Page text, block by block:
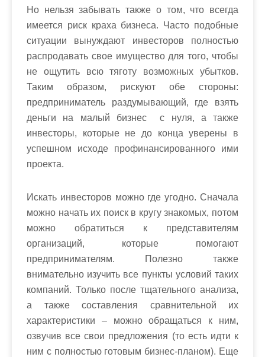
Но нельзя забывать также о том, что всегда
имеется риск краха бизнеса. Часто подобные
ситуации вынуждают инвесторов полностью
распродавать свое имущество для того, чтобы
не ощутить всю тяготу возможных убытков.
Таким образом, рискуют обе стороны:
предприниматель раздумывающий, где взять
деньги на малый бизнес с нуля, а также
инвесторы, которые не до конца уверены в
успешном исходе профинансированного ими
проекта.
Искать инвесторов можно где угодно. Сначала
можно начать их поиск в кругу знакомых, потом
можно обратиться к представителям
организаций, которые помогают
предпринимателям. Полезно также
внимательно изучить все пункты условий таких
компаний. Только после тщательного анализа,
а также составления сравнительной их
характеристики – можно обращаться к ним,
озвучив все свои предложения (то есть идти к
ним с полностью готовым бизнес-планом). Еще